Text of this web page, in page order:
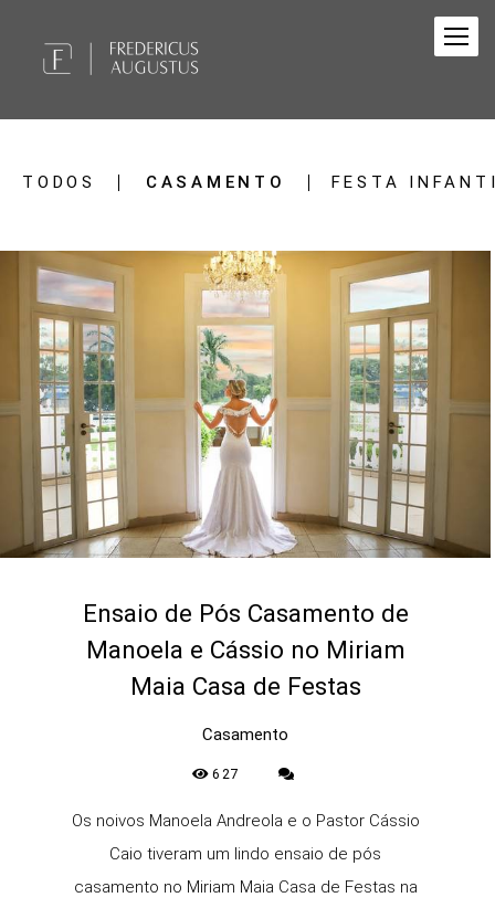
TODOS CASAMENTO FESTA
Ensaio de Pós Casamento de
Manoela e Cássio no Miriam
Maia Casa de Festas
Casamento
627
Os noivos Manoela Andreola e o Pastor Cássio
Caio tiveram um lindo ensaio de pós
casamento no Miriam Maia Casa de Festas na